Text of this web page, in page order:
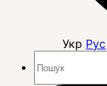
Укр Рус